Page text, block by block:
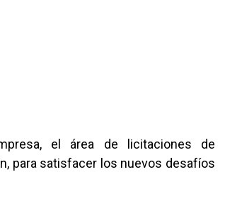
el área de licitaciones de
para satisfacer los nuevos desafíos